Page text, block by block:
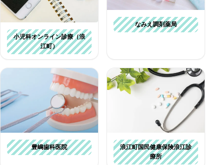
小児科オンライン診療（浪
江町）
なみえ調剤薬局
豊嶋歯科医院
浪江町国民健康保険浪江診
療所